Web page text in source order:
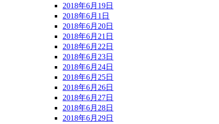
2018年6月19日
2018年6月1日
2018年6月20日
2018年6月21日
2018年6月22日
2018年6月23日
2018年6月24日
2018年6月25日
2018年6月26日
2018年6月27日
2018年6月28日
2018年6月29日